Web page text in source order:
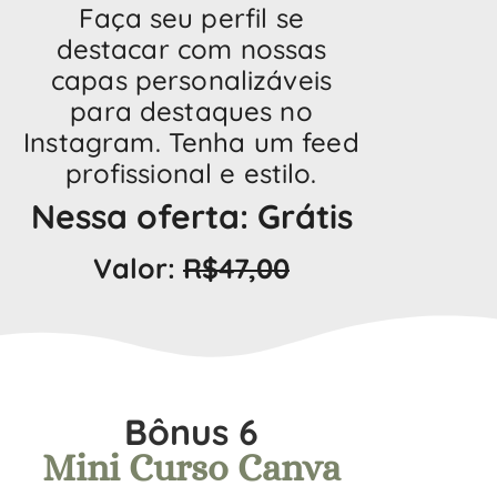
Faça seu perfil se
destacar com nossas
capas personalizáveis
para destaques no
Instagram. Tenha um feed
profissional e estilo.
Nessa oferta: Grátis
Valor: R$47,00
Bônus 6
Mini Curso Canva